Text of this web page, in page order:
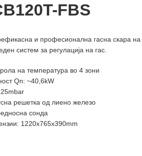
FBS
и професионалнa гаснa скарa
систем за регулација на гас.
на температура во 4 зони
Qn: ~40,6kW
решетка од лиено железо
сондa
1220x765x390mm